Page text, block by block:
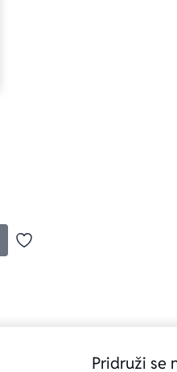
Dodaj u omiljene
Pridruži se